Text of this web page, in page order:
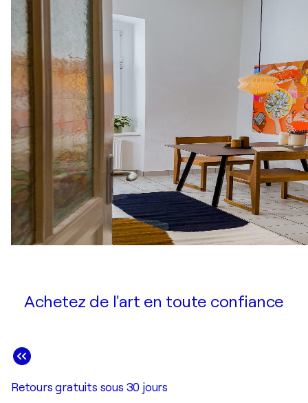
Achetez de l'art en toute confiance
Retours gratuits sous 30 jours